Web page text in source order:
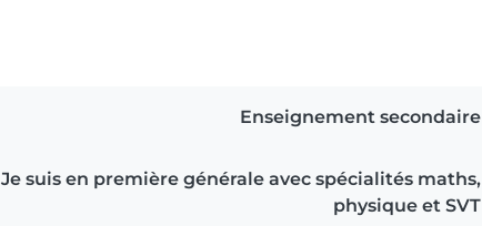
Enseignement secondaire
Je suis en première générale avec spécialités maths,
physique et SVT